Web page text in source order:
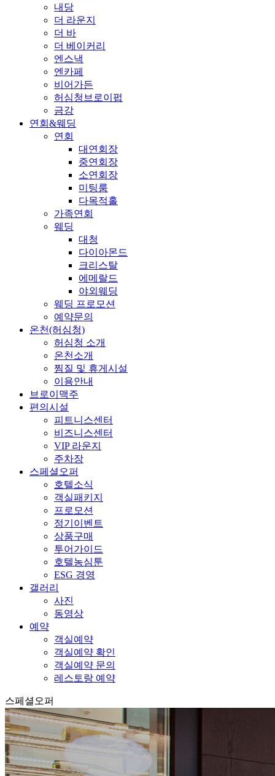
내당
더 라운지
더 바
더 베이커리
엔스낵
엔카페
비어가든
허심청브로이펍
금강
연회&웨딩
연회
대연회장
중연회장
소연회장
미팅룸
다목적홀
가족연회
웨딩
대청
다이아몬드
크리스탈
에메랄드
야외웨딩
웨딩 프로모션
예약문의
온천(허심청)
허심청 소개
온천소개
찜질 및 휴게시설
이용안내
브로이맥주
편의시설
피트니스센터
비즈니스센터
VIP 라운지
주차장
스페셜오퍼
호텔소식
객실패키지
프로모션
정기이벤트
상품구매
투어가이드
호텔농심툰
ESG 경영
갤러리
사진
동영상
예약
객실예약
객실예약 확인
객실예약 문의
레스토랑 예약
스페셜오퍼